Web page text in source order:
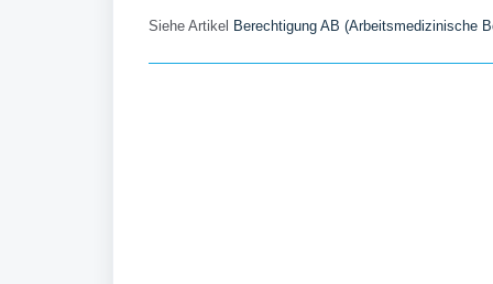
Siehe Artikel Berechtigung AB (Arbeitsmedizinische